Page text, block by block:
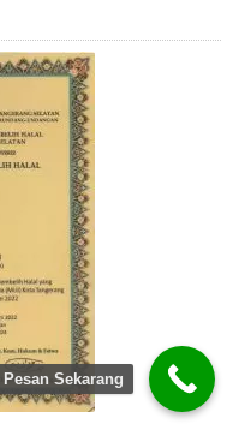
Pesan Sekarang